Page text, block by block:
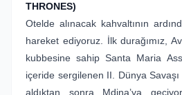
THRONES)
Otelde alınacak kahvaltının
hareket ediyoruz. İlk durağımız,
kubbesine sahip Santa Maria
içeride sergilenen II. Dünya
aldıktan sonra Mdina’ya